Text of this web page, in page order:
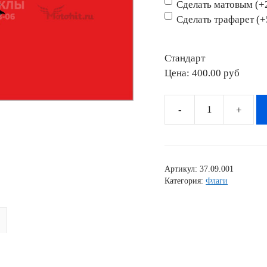
Сделать матовым
Сделать трафарет
Стандарт
Цена: 400.00 pyб
Количество
Наклейка
Албания
Артикул:37.09.001
Категория:Флаги